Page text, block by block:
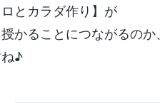
とカラダ作り】が
かることにつながるのか、
♪